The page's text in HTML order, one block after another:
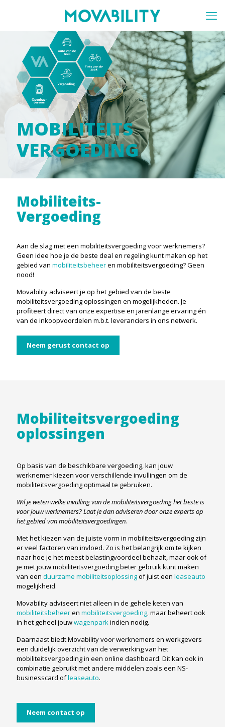
MOBILITEITS
VERGOEDING
Mobiliteits-
Vergoeding
Aan de slag met een mobiliteitsvergoeding voor werknemers?
Geen idee hoe je de beste deal en regeling kunt maken op het
gebied van mobiliteitsbeheeren mobiliteitsvergoeding? Geen
nood!
Movability adviseert je op het gebied van de beste
mobiliteitsvergoeding oplossingen en mogelijkheden. Je
profiteert direct van onze expertise en jarenlange ervaring én
van de inkoopvoordelen m.b.t. leveranciers in ons netwerk.
Neem gerust contact op
Mobiliteitsvergoeding
oplossingen
Op basis van de beschikbare vergoeding, kan jouw
werknemer kiezen voor verschillende invullingen om de
mobiliteitsvergoeding optimaal te gebruiken.
Wil je weten welke invulling van de mobiliteitsvergoeding het beste is
voor jouw werknemers? Laat je dan adviseren door onze experts op
het gebied van mobiliteitsvergoedingen.
Met het kiezen van de juiste vorm in mobiliteitsvergoeding zijn
er veel factoren van invloed. Zo is het belangrijk om te kijken
naar hoe je het meest belastingvoordeel behaalt, maar ook of
je met jouw mobiliteitsvergoeding beter gebruik kunt maken
van een duurzame mobiliteitsoplossingof juist een leaseauto
mogelijkheid.
Movability adviseert niet alleen in de gehele keten van
mobiliteitsbeheeren mobiliteitsvergoeding, maar beheert ook
in het geheel jouwwagenparkindien nodig.
Daarnaast biedt Movability voor werknemers en werkgevers
een duidelijk overzicht van de verwerking van het
mobiliteitsvergoeding in een online dashboard. Dit kan ook in
combinatie gebruikt met andere middelen zoals een NS-
businesscard ofleaseauto.
Neem contact op